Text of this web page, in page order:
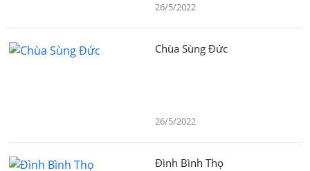
26/5/2022
Chùa Sùng Đức
26/5/2022
Đình Bình Thọ